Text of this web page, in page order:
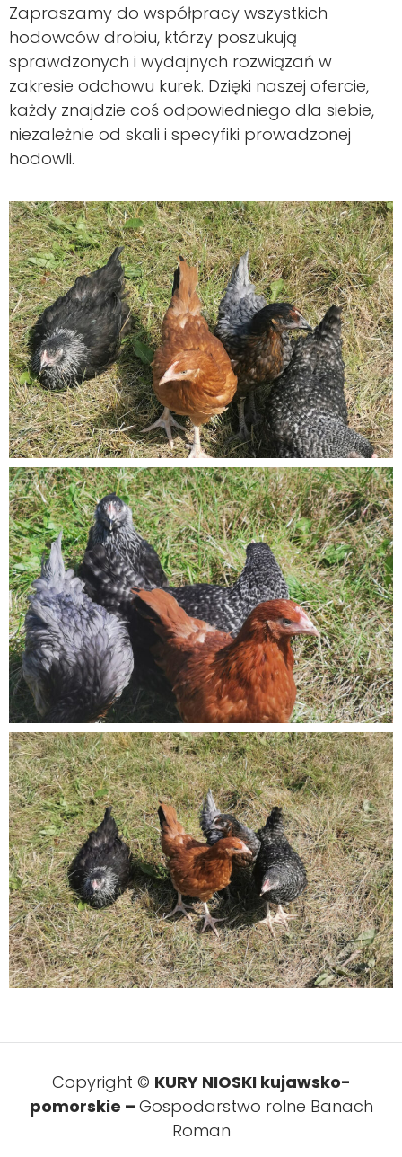
Zapraszamy do współpracy wszystkich
hodowców drobiu, którzy poszukują
sprawdzonych i wydajnych rozwiązań w
zakresie odchowu kurek. Dzięki naszej ofercie,
każdy znajdzie coś odpowiedniego dla siebie,
niezależnie od skali i specyfiki prowadzonej
hodowli.
Copyright © KURY NIOSKI kujawsko-
pomorskie – Gospodarstwo rolne Banach
Roman